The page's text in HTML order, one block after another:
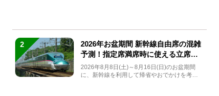
2
2026年お盆期間 新幹線自由席の混雑
予測！指定席満席時に使える立席特
急券も解説
2026年8月8日(土)～8月16日(日)のお盆期間
に、新幹線を利用して帰省やおでかけを考え